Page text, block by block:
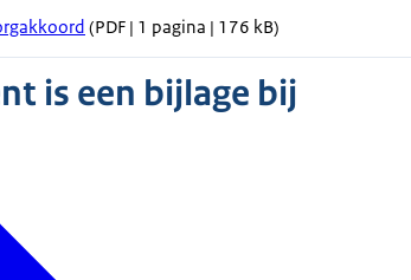
(PDF | 1 pagina | 176 kB)
is een bijlage bij